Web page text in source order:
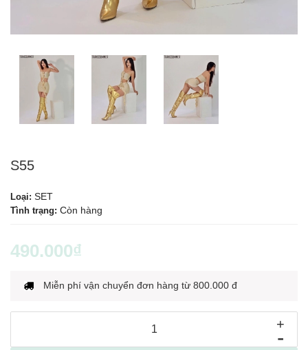
S55
Loại: SET
Tình trạng: Còn hàng
490.000₫
Miễn phí vận chuyển đơn hàng từ 800.000 đ
-
+